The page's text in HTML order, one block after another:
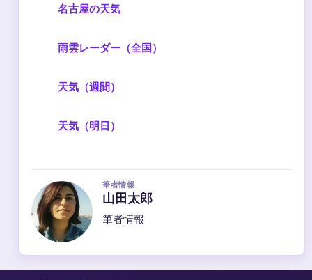
名古屋の天気
雨雲レーダー（全国）
天気（週間）
天気（明日）
筆者情報
山田太郎
筆者情報